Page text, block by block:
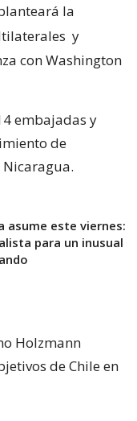
la
y
con Washington
embajadas y
de
asume este viernes:
para un inusual
Holzmann
de Chile en